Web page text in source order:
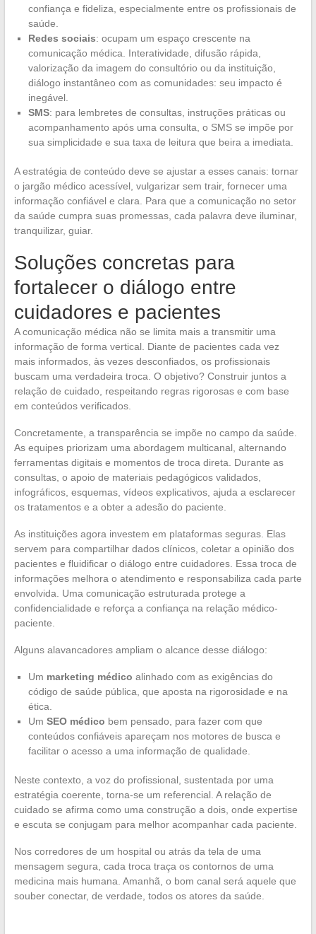
confiança e fideliza, especialmente entre os profissionais de
saúde.
Redes sociais: ocupam um espaço crescente na
comunicação médica. Interatividade, difusão rápida,
valorização da imagem do consultório ou da instituição,
diálogo instantâneo com as comunidades: seu impacto é
inegável.
SMS: para lembretes de consultas, instruções práticas ou
acompanhamento após uma consulta, o SMS se impõe por
sua simplicidade e sua taxa de leitura que beira a imediata.
A estratégia de conteúdo deve se ajustar a esses canais: tornar
o jargão médico acessível, vulgarizar sem trair, fornecer uma
informação confiável e clara. Para que a comunicação no setor
da saúde cumpra suas promessas, cada palavra deve iluminar,
tranquilizar, guiar.
Soluções concretas para
fortalecer o diálogo entre
cuidadores e pacientes
A comunicação médica não se limita mais a transmitir uma
informação de forma vertical. Diante de pacientes cada vez
mais informados, às vezes desconfiados, os profissionais
buscam uma verdadeira troca. O objetivo? Construir juntos a
relação de cuidado, respeitando regras rigorosas e com base
em conteúdos verificados.
Concretamente, a transparência se impõe no campo da saúde.
As equipes priorizam uma abordagem multicanal, alternando
ferramentas digitais e momentos de troca direta. Durante as
consultas, o apoio de materiais pedagógicos validados,
infográficos, esquemas, vídeos explicativos, ajuda a esclarecer
os tratamentos e a obter a adesão do paciente.
As instituições agora investem em plataformas seguras. Elas
servem para compartilhar dados clínicos, coletar a opinião dos
pacientes e fluidificar o diálogo entre cuidadores. Essa troca de
informações melhora o atendimento e responsabiliza cada parte
envolvida. Uma comunicação estruturada protege a
confidencialidade e reforça a confiança na relação médico-
paciente.
Alguns alavancadores ampliam o alcance desse diálogo:
Um marketing médico alinhado com as exigências do
código de saúde pública, que aposta na rigorosidade e na
ética.
Um SEO médico bem pensado, para fazer com que
conteúdos confiáveis apareçam nos motores de busca e
facilitar o acesso a uma informação de qualidade.
Neste contexto, a voz do profissional, sustentada por uma
estratégia coerente, torna-se um referencial. A relação de
cuidado se afirma como uma construção a dois, onde expertise
e escuta se conjugam para melhor acompanhar cada paciente.
Nos corredores de um hospital ou atrás da tela de uma
mensagem segura, cada troca traça os contornos de uma
medicina mais humana. Amanhã, o bom canal será aquele que
souber conectar, de verdade, todos os atores da saúde.